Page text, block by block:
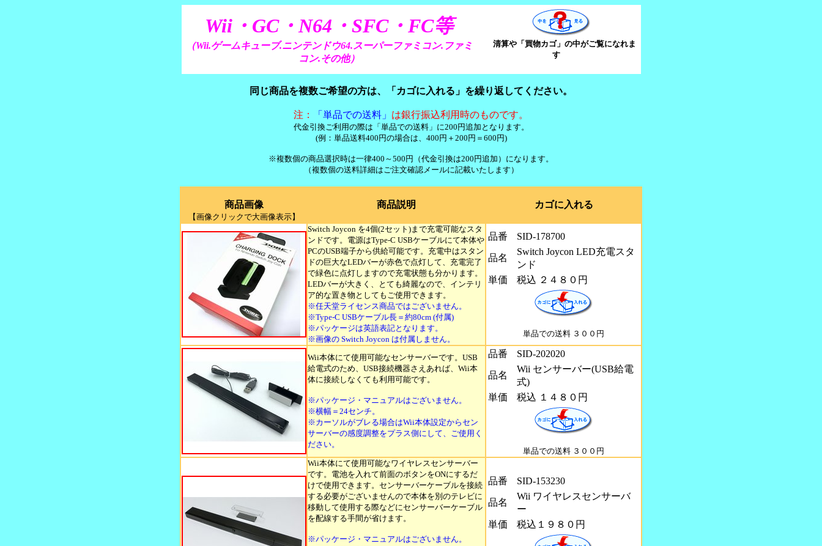
Wii・GC・N64・SFC・FC等
（Wii.ゲームキューブ.ニンテンドウ64.スーパーファミコン.ファミ
コン.その他）
清算や「買物カゴ」の中がご覧になれま
す
同じ商品を複数ご希望の方は、「カゴに入れる」を繰り返してください。
注： 「単品での送料」 は銀行振込利用時のものです。
代金引換ご利用の際は「単品での送料」に200円追加となります。
(例：単品送料400円の場合は、400円＋200円＝600円)
※複数個の商品選択時は一律400～500円（代金引換は200円追加）になります。
（複数個の送料詳細はご注文確認メールに記載いたします）
商品画像
【画像クリックで大画像表示】
商品説明 カゴに入れる
Switch Joycon を4個(2セット)まで充電可能なスタ
ンドです。電源はType-C USBケーブルにて本体や
PCのUSB端子から供給可能です。充電中はスタン
ドの巨大なLEDバーが赤色で点灯して、充電完了
で緑色に点灯しますので充電状態も分かります。
LEDバーが大きく、とても綺麗なので、インテリ
ア的な置き物としてもご使用できます。
※任天堂ライセンス商品ではございません。
※Type-C USBケーブル長＝約80cm (付属)
※パッケージは英語表記となります。
※画像の Switch Joycon は付属しません。
品番 SID-178700
品名
Switch Joycon LED充電スタ
ンド
単価
税込 ２４８０円
単品での送料 ３００円
Wii本体にて使用可能なセンサーバーです。USB
給電式のため、USB接続機器さえあれば、Wii本
体に接続しなくても利用可能です。
※パッケージ・マニュアルはございません。
※横幅＝24センチ。
※カーソルがブレる場合はWii本体設定からセン
サーバーの感度調整をプラス側にして、ご使用く
ださい。
品番 SID-202020
品名
Wii センサーバー(USB給電
式)
単価
税込 １４８０円
単品での送料 ３００円
Wii本体にて使用可能なワイヤレスセンサーバー
です。電池を入れて前面のボタンをONにするだ
けで使用できます。センサーバーケーブルを接続
する必要がございませんので本体を別のテレビに
移動して使用する際などにセンサーバーケーブル
を配線する手間が省けます。
※パッケージ・マニュアルはございません。
品番 SID-153230
品名
Wii ワイヤレスセンサーバ
ー
単価
税込１９８０円